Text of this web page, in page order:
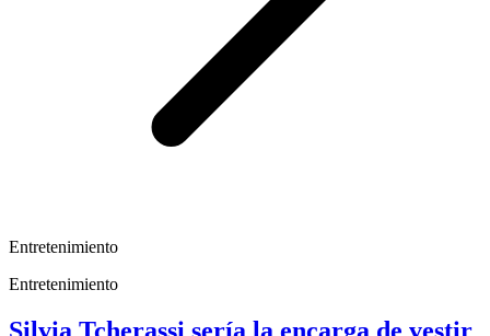
Entretenimiento
Entretenimiento